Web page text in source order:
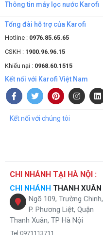
Thông tin máy lọc nước Karofi
Tổng đài hỗ trợ của Karofi
Hotline : 0976.85.65.65
CSKH : 1900.96.96.15
Khiếu nại : 0968.60.1515
Kết nối với Karofi Việt Nam
Kết nối với chúng tôi
CHI NHÁNH TẠI HÀ NỘI :
CHI NHÁNH THANH XUÂN
Ngõ 109, Trường Chinh,
P. Phương Liệt, Quận
Thanh Xuân, TP Hà Nội
Tel:0971113711